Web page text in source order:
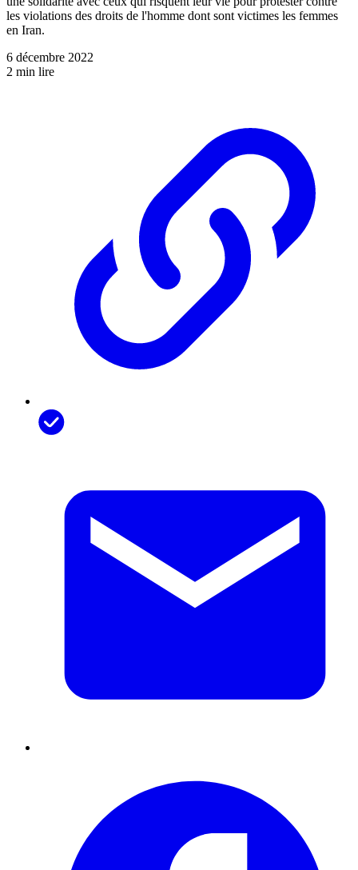
les violations des droits de l'homme dont sont victimes les femmes
en Iran.
6 décembre 2022
2 min lire